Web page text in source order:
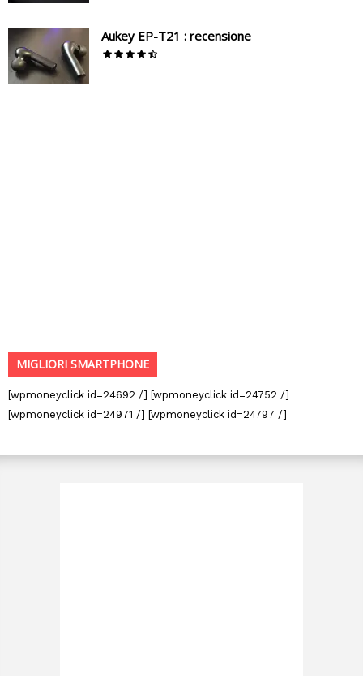
Aukey EP-T21 : recensione
MIGLIORI SMARTPHONE
[wpmoneyclick id=24692 /] [wpmoneyclick id=24752 /]
[wpmoneyclick id=24971 /] [wpmoneyclick id=24797 /]